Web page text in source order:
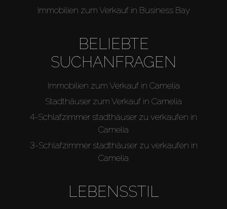
Immobilien zum Verkauf in Business Bay
BELIEBTE
SUCHANFRAGEN
Immobilien zum Verkauf in Camelia
Stadthäuser zum Verkauf in Camelia
4-Schlafzimmer stadthäuser zu verkaufen in
Camelia
3-Schlafzimmer stadthäuser zu verkaufen in
Camelia
LEBENSSTIL